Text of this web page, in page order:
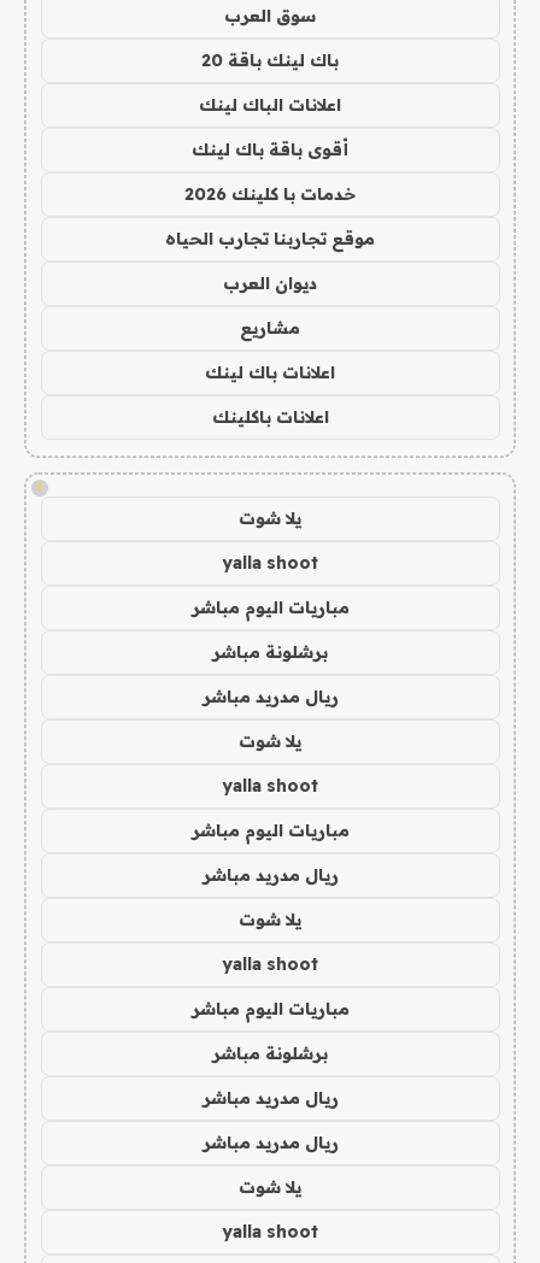
سوق العرب
باك لينك باقة 20
اعلانات الباك لينك
أقوى باقة باك لينك
خدمات با كلينك 2026
موقع تجاربنا تجارب الحياه
ديوان العرب
مشاريع
اعلانات باك لينك
اعلانات باكلينك
!
يلا شوت
yalla shoot
مباريات اليوم مباشر
برشلونة مباشر
ريال مدريد مباشر
يلا شوت
yalla shoot
مباريات اليوم مباشر
ريال مدريد مباشر
يلا شوت
yalla shoot
مباريات اليوم مباشر
برشلونة مباشر
ريال مدريد مباشر
ريال مدريد مباشر
يلا شوت
yalla shoot